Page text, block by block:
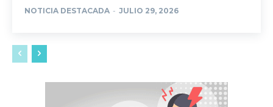
NOTICIA DESTACADA - JULIO 29, 2026